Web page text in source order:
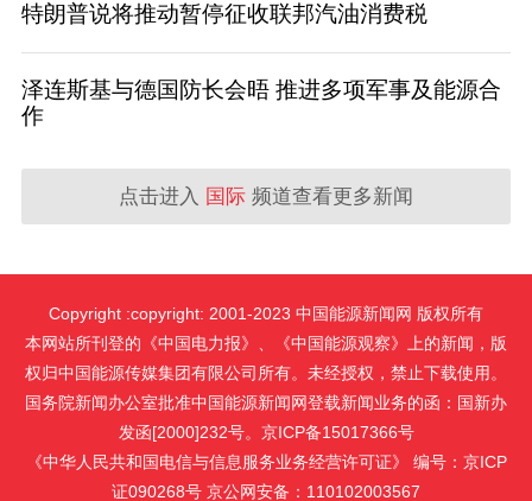
特朗普说将推动暂停征收联邦汽油消费税
泽连斯基与德国防长会晤 推进多项军事及能源合
作
点击进入 国际 频道查看更多新闻
Copyright :copyright: 2001-2023 中国能源新闻网 版权所有
本网站所刊登的《中国电力报》、《中国能源观察》上的新闻，版
权归中国能源传媒集团有限公司所有。未经授权，禁止下载使用。
国务院新闻办公室批准中国能源新闻网登载新闻业务的函：国新办
发函[2000]232号。京ICP备15017366号
《中华人民共和国电信与信息服务业务经营许可证》 编号：京ICP
证090268号 京公网安备：110102003567